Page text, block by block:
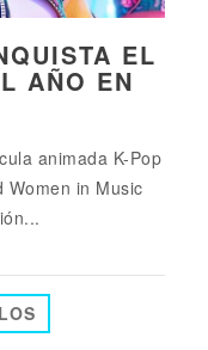
EL
AÑO EN
animada K-Pop
Women in Music